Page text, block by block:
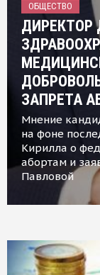
ОБЩЕСТВО
ДИРЕКТОР
ЗАПРЕТА
Мнение
на фоне
Кирилла о
абортам и
Павловой